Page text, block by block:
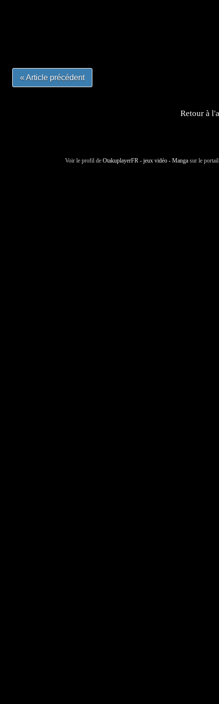
« Article précédent
Retour à
Voir le profil de OtakuplayerFR - jeux vidéo - Manga sur le